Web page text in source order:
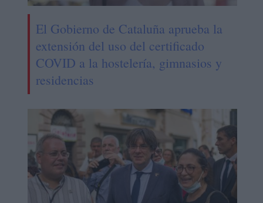
El Gobierno de Cataluña aprueba la
extensión del uso del certificado
COVID a la hostelería, gimnasios y
residencias